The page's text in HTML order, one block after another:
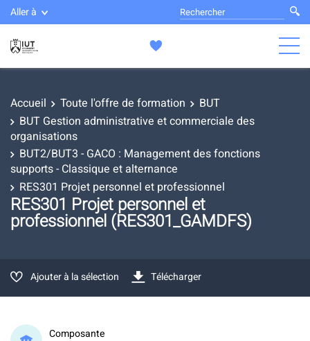
Aller à
Accueil Toute l'offre de formation
BUT
BUT Gestion administrative et commerciale des
organisations
BUT2/BUT3 - GACO : Management des fonctions
supports - Classique et alternance
RES301 Projet personnel et professionnel
RES301 Projet personnel et
professionnel (RES301_GAMDFS)
Ajouter à la sélection Télécharger
Composante